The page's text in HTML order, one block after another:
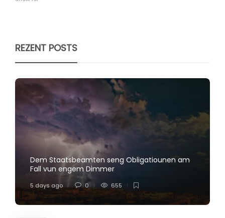
REZENT POSTS
Dem Staatsbeamten seng Obligatiounen am
Fall vun engem Dimmer
5 days ago 0 655